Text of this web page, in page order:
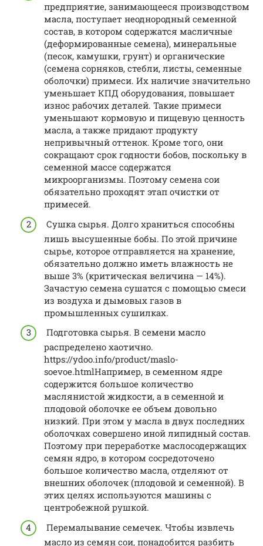
предприятие, занимающееся производством
масла, поступает неоднородный семенной
состав, в котором содержатся масличные
(деформированные семена), минеральные
(песок, камушки, грунт) и органические
(семена сорняков, стебли, листы, семенные
оболочки) примеси. Их наличие значительно
уменьшает КПД оборудования, повышает
износ рабочих деталей. Такие примеси
уменьшают кормовую и пищевую ценность
масла, а также придают продукту
непривычный оттенок. Кроме того, они
сокращают срок годности бобов, поскольку в
семенной массе содержатся
микроорганизмы. Поэтому семена сои
обязательно проходят этап очистки от
примесей.
Сушка сырья. Долго храниться способны
лишь высушенные бобы. По этой причине
сырье, которое отправляется на хранение,
обязательно должно иметь влажность не
выше 3% (критическая величина — 14%).
Зачастую семена сушатся с помощью смеси
из воздуха и дымовых газов в
промышленных сушилках.
Подготовка сырья. В семени масло
распределено хаотично.
https://ydoo.info/product/maslo-
soevoe.htmlНапример, в семенном ядре
содержится большое количество
маслянистой жидкости, а в семенной и
плодовой оболочке ее объем довольно
низкий. При этом у масла в двух последних
оболочках совершено иной липидный состав.
Поэтому при переработке маслосодержащих
семян ядро, в котором сосредоточено
большое количество масла, отделяют от
внешних оболочек (плодовой и семенной). В
этих целях используются машины с
центробежной рушкой.
Перемалывание семечек. Чтобы извлечь
масло из семян сои, понадобится разбить